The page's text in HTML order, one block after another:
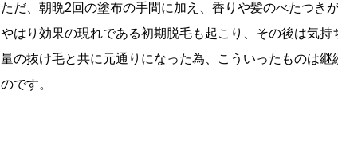
ただ、朝晩2回の塗布の手間に加え、香りや髪のべたつき
やはり効果の現れである初期脱毛も起こり、その後は気
量の抜け毛と共に元通りになった為、こういったものは
のです。